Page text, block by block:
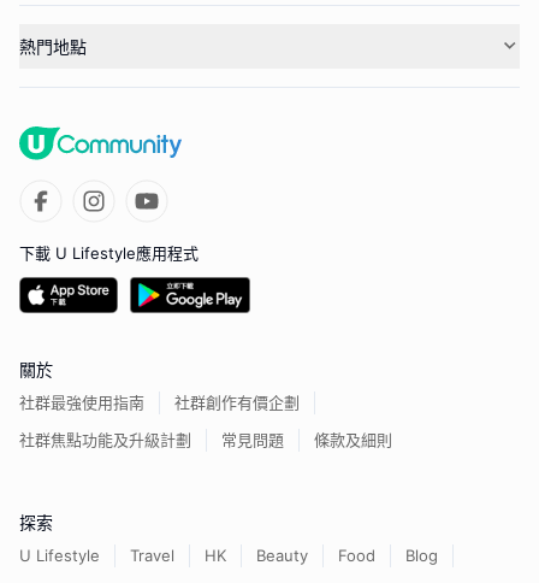
熱門地點
下載 U Lifestyle應用程式
關於
社群最強使用指南
社群創作有價企劃
社群焦點功能及升級計劃
常見問題 條款及細則
探索
U Lifestyle Travel HK Beauty Food
Blog